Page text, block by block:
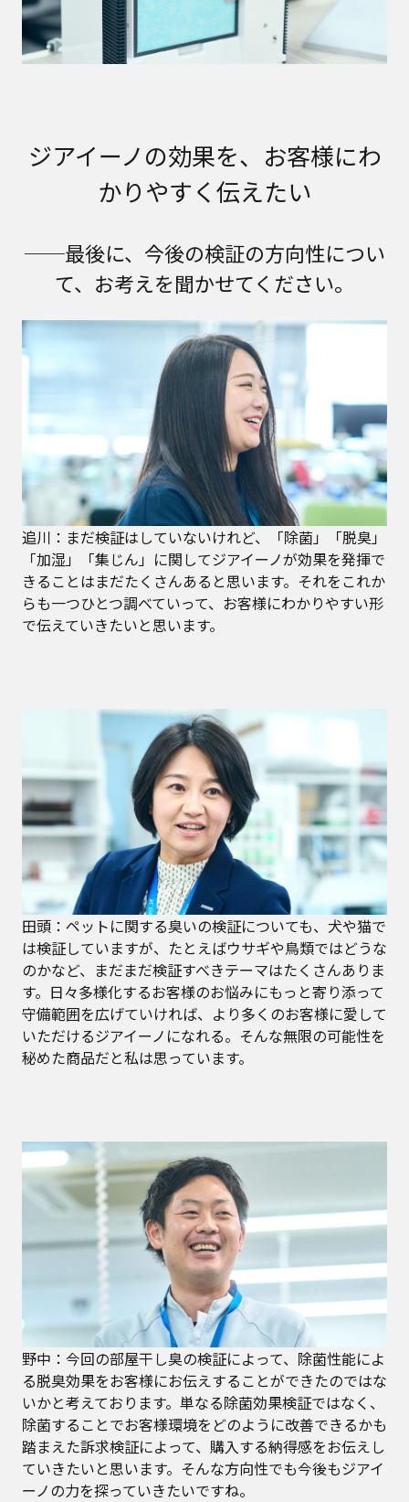
ジアイーノの効果を、お客様にわ
かりやすく伝えたい
──最後に、今後の検証の方向性につい
て、お考えを聞かせてください。
追川：まだ検証はしていないけれど、「除菌」「脱臭」
「加湿」「集じん」に関してジアイーノが効果を発揮で
きることはまだたくさんあると思います。それをこれか
らも一つひとつ調べていって、お客様にわかりやすい形
で伝えていきたいと思います。
田頭：ペットに関する臭いの検証についても、犬や猫で
は検証していますが、たとえばウサギや鳥類ではどうな
のかなど、まだまだ検証すべきテーマはたくさんありま
す。日々多様化するお客様のお悩みにもっと寄り添って
守備範囲を広げていければ、より多くのお客様に愛して
いただけるジアイーノになれる。そんな無限の可能性を
秘めた商品だと私は思っています。
野中：今回の部屋干し臭の検証によって、除菌性能によ
る脱臭効果をお客様にお伝えすることができたのではな
いかと考えております。単なる除菌効果検証ではなく、
除菌することでお客様環境をどのように改善できるかも
踏まえた訴求検証によって、購入する納得感をお伝えし
ていきたいと思います。そんな方向性でも今後もジアイ
ーノの力を探っていきたいですね。